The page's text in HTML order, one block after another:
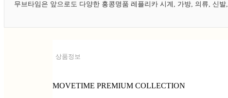
무브타임은 앞으로도 다양한 홍콩명품 레플리카 시계, 가방, 의류, 신
상품정보
MOVETIME PREMIUM COLLECTION